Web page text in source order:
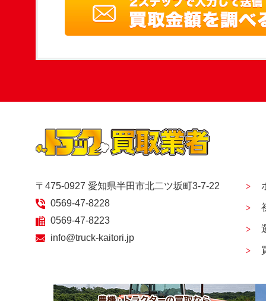
〒475-0927 愛知県半田市北二ツ坂町3-7-22
0569-47-8228
0569-47-8223
info@truck-kaitori.jp